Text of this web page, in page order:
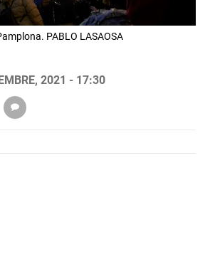
PABLO LASAOSA
2021 - 17:30